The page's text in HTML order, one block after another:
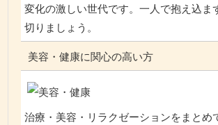
変化の激しい世代です。一人で抱え込ま
切りましょう。
美容・健康に関心の高い方
治療・美容・リラクゼーションをまとめ